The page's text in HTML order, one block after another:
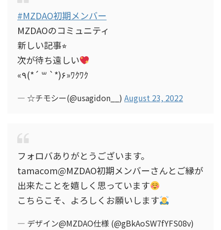
#MZDAO初期メンバー
MZDAOのコミュニティ
新しい記事⭐︎
次が待ち遠しい
«٩(*´ ꒳ `*)۶»ﾜｸﾜｸ
— ☆チモシー(@usagidon__) August 23, 2022
フォロバありがとうございます。
tamacom@MZDAO初期メンバーさんとご縁が
出来たことを嬉しく思っています
こちらこそ、よろしくお願いします
— デザイン@MZDAO仕様 (@gBkAoSW7fYFS08v)